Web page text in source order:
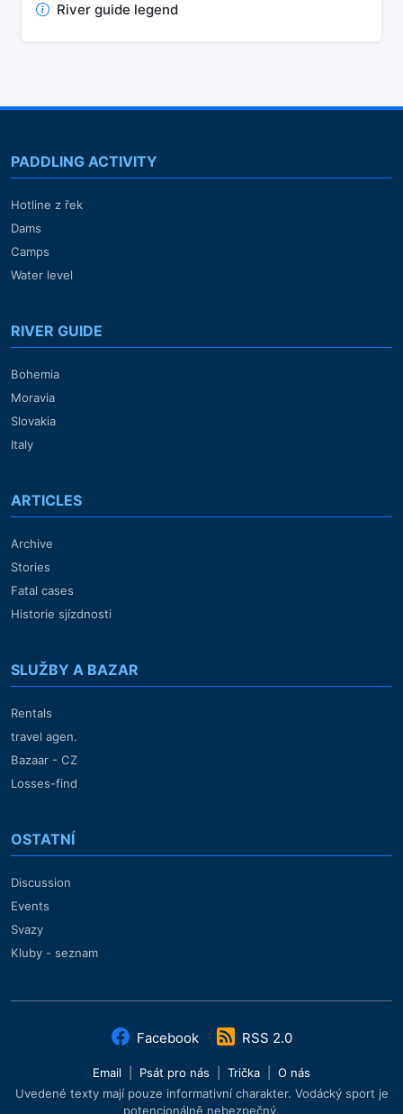
River guide legend
PADDLING ACTIVITY
Hotline z řek
Dams
Camps
Water level
RIVER GUIDE
Bohemia
Moravia
Slovakia
Italy
ARTICLES
Archive
Stories
Fatal cases
Historie sjízdnosti
SLUŽBY A BAZAR
Rentals
travel agen.
Bazaar - CZ
Losses-find
OSTATNÍ
Discussion
Events
Svazy
Kluby - seznam
Facebook RSS 2.0
Email Psát pro nás Trička
O nás
Uvedené texty mají pouze informativní charakter. Vodácký sport je
potencionálně nebezpečný.